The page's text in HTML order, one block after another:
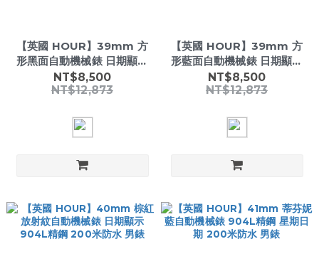
【英國 HOUR】39mm 方
形黑面自動機械錶 日期顯示
真皮錶帶 男錶
NT$8,500
NT$12,873
【英國 HOUR】39mm 方
形藍面自動機械錶 日期顯示
真皮錶帶 男錶
NT$8,500
NT$12,873